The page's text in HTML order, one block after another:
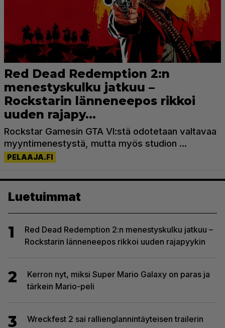
Luetuimmat
1
Red Dead Redemption 2:n menestyskulku jatkuu –
Rockstarin länneneepos rikkoi uuden rajapyykin
2
Kerron nyt, miksi Super Mario Galaxy on paras ja
tärkein Mario-peli
3 Wreckfest 2 sai rallienglannintäyteisen trailerin